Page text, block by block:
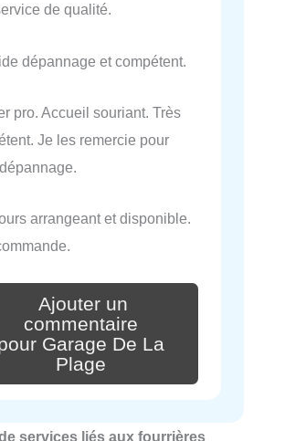
de qualité.
dépannage et compétent.
pro. Accueil souriant. Très
Je les remercie pour
arrangeant et disponible.
Ajouter un
commentaire
Garage De La
Plage
services liés aux fourrières